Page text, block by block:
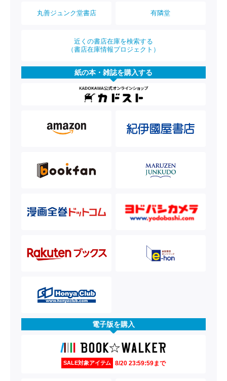
丸善ジュンク堂書店 有隣堂
近くの書店在庫を検索する
（書店在庫情報プロジェクト）
紙の本・雑誌を購入する
電子版を購入
SALE対象アイテム 8/20 23:59:59まで